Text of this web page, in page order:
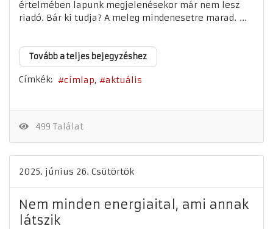
értelmében lapunk megjelenésekor már nem lesz
riadó. Bár ki tudja? A meleg mindenesetre marad. ...
Tovább a teljes bejegyzéshez
Címkék: címlap aktuális
499 Találat
2025. június 26. Csütörtök
Nem minden energiaital, ami annak
látszik